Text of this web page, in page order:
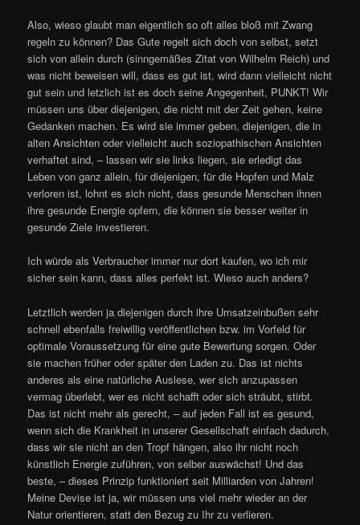
Also, wieso glaubt man eigentlich so oft alles bloß mit Zwang
regeln zu können? Das Gute regelt sich doch von selbst, setzt
sich von allein durch (sinngemäßes Zitat von Wilhelm Reich) und
was nicht beweisen will, dass es gut ist, wird dann vielleicht nicht
gut sein und letzlich ist es doch seine Angegenheit, PUNKT! Wir
müssen uns über diejenigen, die nicht mit der Zeit gehen, keine
Gedanken machen. Es wird sie immer geben, diejenigen, die in
alten Ansichten oder vielleicht auch soziopathischen Ansichten
verhaftet sind, – lassen wir sie links liegen, sie erledigt das
Leben von ganz allein, für diejenigen, für die Hopfen und Malz
verloren ist, lohnt es sich nicht, dass gesunde Menschen ihnen
ihre gesunde Energie opfern, die können sie besser weiter in
gesunde Ziele investieren.
Ich würde als Verbraucher immer nur dort kaufen, wo ich mir
sicher sein kann, dass alles perfekt ist. Wieso auch anders?
Letztlich werden ja diejenigen durch ihre Umsatzeinbußen sehr
schnell ebenfalls freiwillig veröffentlichen bzw. im Vorfeld für
optimale Voraussetzung für eine gute Bewertung sorgen. Oder
sie machen früher oder später den Laden zu. Das ist nichts
anderes als eine natürliche Auslese, wer sich anzupassen
vermag überlebt, wer es nicht schafft oder sich sträubt, stirbt.
Das ist nicht mehr als gerecht, – auf jeden Fall ist es gesund,
wenn sich die Krankheit in unserer Gesellschaft einfach dadurch,
dass wir sie nicht an den Tropf hängen, also ihr nicht noch
künstlich Energie zuführen, von selber auswächst! Und das
beste, – dieses Prinzip funktioniert seit Milliarden von Jahren!
Meine Devise ist ja, wir müssen uns viel mehr wieder an der
Natur orientieren, statt den Bezug zu Ihr zu verlieren.